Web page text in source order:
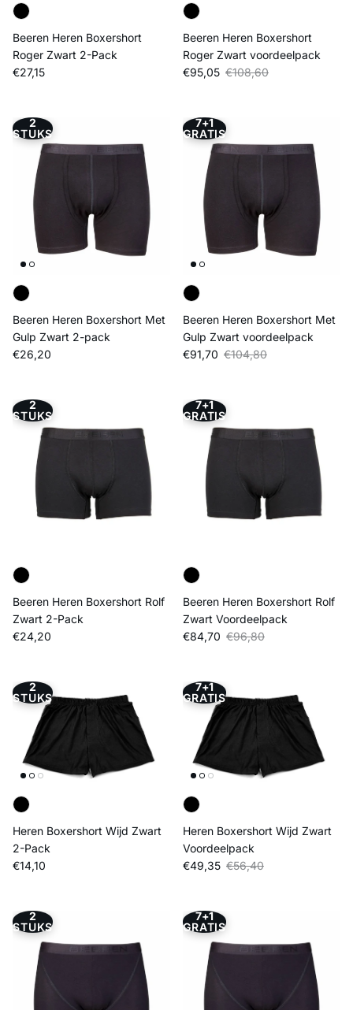
Beeren Heren Boxershort
Roger Zwart 2-Pack
Reguliere prijs
€27,15
Beeren Heren Boxershort
Roger Zwart voordeelpack
Verkoopprijs
€95,05 Reguliere prijs
€108,60
2
STUKS
Beeren Heren Boxershort Met
Gulp Zwart 2-pack
Reguliere prijs
€26,20
7+1
GRATIS
Beeren Heren Boxershort Met
Gulp Zwart voordeelpack
Verkoopprijs
€91,70 Reguliere prijs
€104,80
2
STUKS
Beeren Heren Boxershort Rolf
Zwart 2-Pack
Reguliere prijs
€24,20
7+1
GRATIS
Beeren Heren Boxershort Rolf
Zwart Voordeelpack
Verkoopprijs
€84,70 Reguliere prijs
€96,80
2
STUKS
Heren Boxershort Wijd Zwart
2-Pack
Reguliere prijs
€14,10
7+1
GRATIS
Heren Boxershort Wijd Zwart
Voordeelpack
Verkoopprijs
€49,35 Reguliere prijs
€56,40
2
STUKS
7+1
GRATIS